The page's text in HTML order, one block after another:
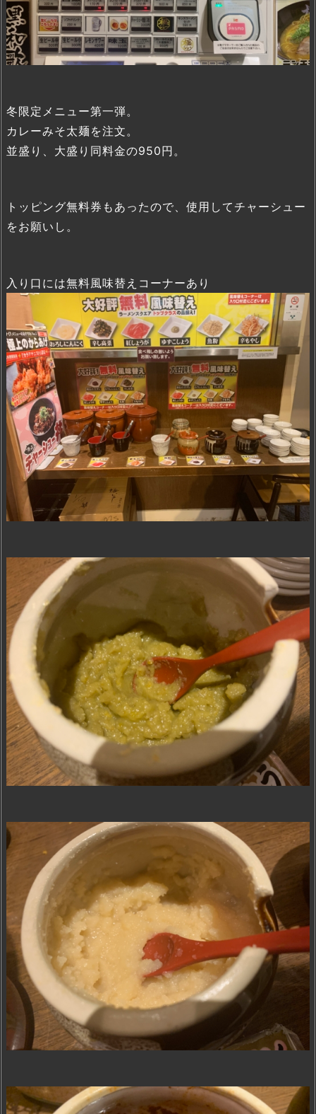
冬限定メニュー第一弾。
カレーみそ太麺を注文。
並盛り、大盛り同料金の950円。
トッピング無料券もあったので、使用してチャーシュー
をお願いし。
入り口には無料風味替えコーナーあり